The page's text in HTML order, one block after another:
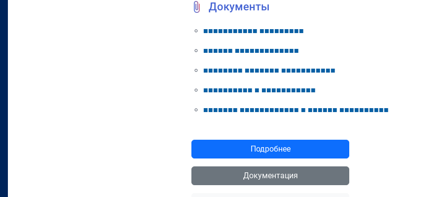
Документы
■■■■■■■■■■■ ■■■■■■■■■
■■■■■■ ■■■■■■■■■■■■■
■■■■■■■■ ■■■■■■■ ■■■■■■■■■■■
■■■■■■■■■■ ■ ■■■■■■■■■■■
■■■■■■■ ■■■■■■■■■■■■ ■ ■■■■■■ ■■■■■■■■■■
Подробнее
Документация